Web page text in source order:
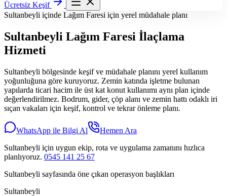
Ücretsiz Keşif
Ücretsiz Keşif
Sultanbeyli içinde Lağım Faresi için yerel müdahale planı
Sultanbeyli Lağım Faresi İlaçlama
Hizmeti
Sultanbeyli bölgesinde keşif ve müdahale planını yerel kullanım
yoğunluğuna göre kuruyoruz. Zemin katında işletme bulunan
yapılarda ticari hacim ile üst kat konut kullanımı aynı plan içinde
değerlendirilmez. Bodrum, gider, çöp alanı ve zemin hattı odaklı iri
sıçan vakaları için keşif, kontrol ve tekrar önleme planı.
WhatsApp ile Bilgi Al
Hemen Ara
Sultanbeyli için uygun ekip, rota ve uygulama zamanını hızlıca
planlıyoruz. 0545 141 25 67
Sultanbeyli sayfasında öne çıkan operasyon başlıkları
Sultanbeyli